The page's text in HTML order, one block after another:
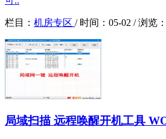
栏目： 机房专区 / 时间： 05-02 /浏览：
局域扫描 远程唤醒开机工具